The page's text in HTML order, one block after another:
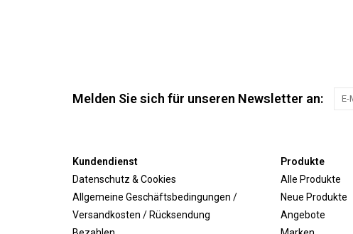
Melden Sie sich für unseren Newsletter an:
Kundendienst
Datenschutz & Cookies
Allgemeine Geschäftsbedingungen /
Versandkosten / Rücksendung
Produkte
Alle Produkte
Neue Produkte
Angebote